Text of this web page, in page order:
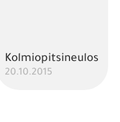
Kolmiopitsineulos
20.10.2015